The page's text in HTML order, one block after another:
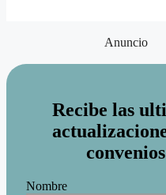
Anuncio
Recibe las
convenios
Nombre